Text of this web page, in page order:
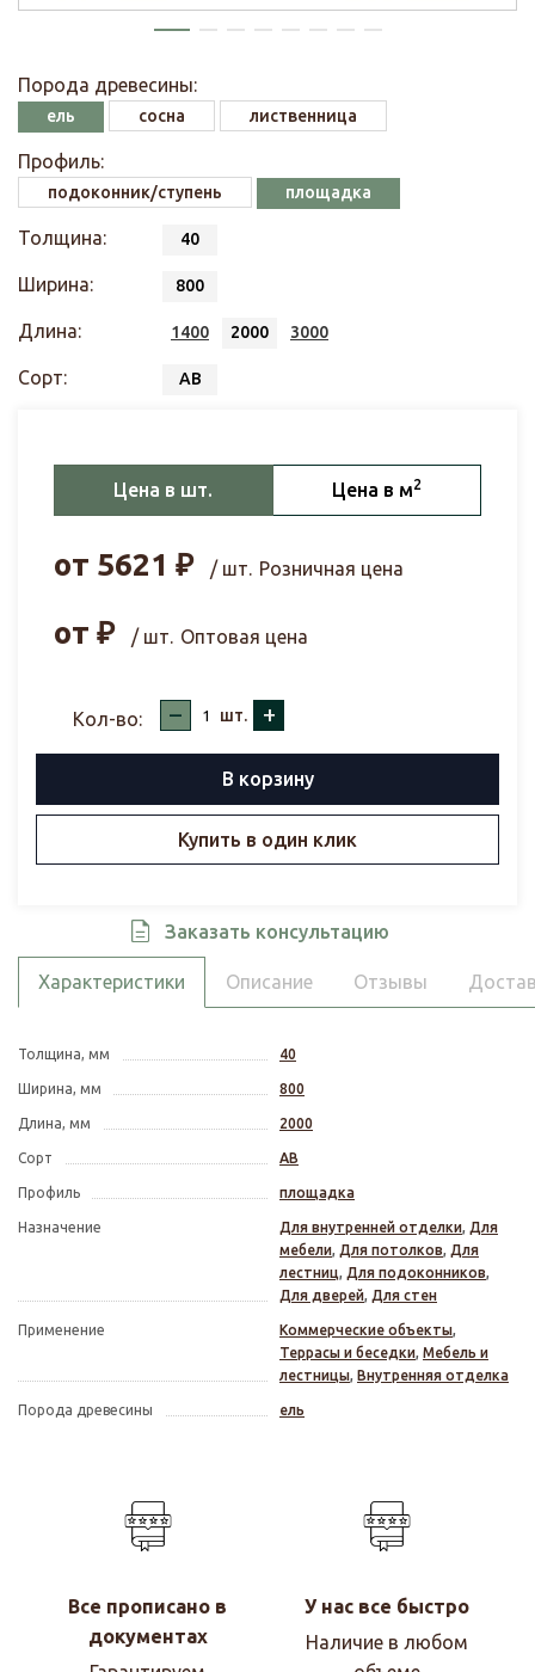
Порода древесины:
ель сосна лиственница
Профиль:
подоконник/ступень площадка
Толщина: 40
Ширина: 800
Длина: 1400 2000 3000
Сорт: АВ
Цена в шт. Цена в м2
от 5621 ₽ / шт. Розничная цена
от ₽ / шт. Оптовая цена
Кол-во: – шт. +
В корзину
Купить в один клик
Заказать консультацию
Характеристики Описание Отзывы
Толщина, мм 40
Ширина, мм 800
Длина, мм 2000
Сорт АВ
Профиль площадка
Назначение Для внутренней отделки, Для
мебели, Для потолков, Для
лестниц, Для подоконников,
Для дверей, Для стен
Применение Коммерческие объекты,
Террасы и беседки, Мебель и
лестницы, Внутренняя отделка
Порода древесины ель
Все прописано в
документах
У нас все быстро
Наличие в любом